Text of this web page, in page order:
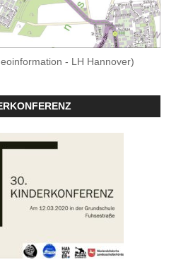
- LH Hannover)